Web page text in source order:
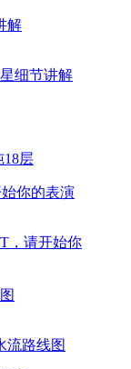
解
你的表演